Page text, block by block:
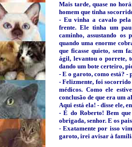
Mais tarde, quase no
homem que tinha
- Eu vinha a cavalo
frente. Ele tinha um
caminho, assustando os
quando uma enorme
que ficasse quieto, sem
ágil, levantou o porrete,
dando um bote certeiro,
- E o garoto, como está?
- Felizmente, foi socorrido
médicos. Como ele
conclusão de que era um
Aqui está ela! - disse ele,
- É do Roberto! Bem
obrigada, senhor. E os
- Exatamente por isso
garoto, irei avisar à